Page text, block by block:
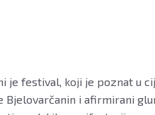
je festival, koji je poznat u
i afirmirani